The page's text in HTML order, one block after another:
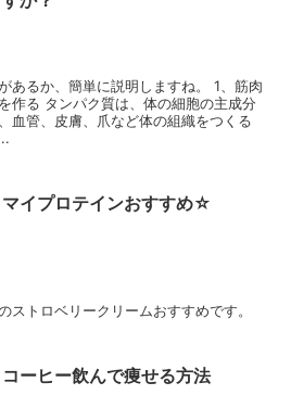
あるか、簡単に説明しますね。 1、筋肉
作る タンパク質は、体の細胞の主成分
血管、皮膚、爪など体の組織をつくる
マイプロテインおすすめ☆
ストロベリークリームおすすめです。
コーヒー飲んで痩せる方法